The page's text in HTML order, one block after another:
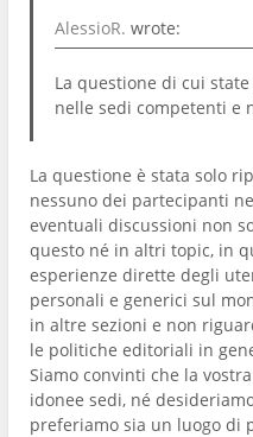
AlessioR. wrote:
La questione di cui
nelle sedi competenti e
La questione è stata solo
nessuno dei partecipanti
eventuali discussioni non
questo né in altri topic, in
esperienze dirette degli
personali e generici sul
in altre sezioni e non
le politiche editoriali in
Siamo convinti che la
idonee sedi, né
preferiamo sia un luogo di